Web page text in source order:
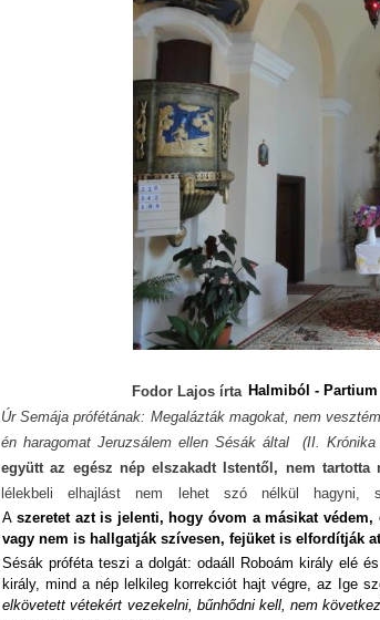
Fodor Lajos írta Halmiból - Partium
Úr Semája prófétának: Megalázták magokat, nem
én haragomat Jeruzsálem ellen Sésák által (II. Krónika
együtt az egész nép elszakadt Istentől, nem
lélekbeli elhajlást nem lehet szó nélkül
A szeretet azt is jelenti, hogy óvom a másikat védem,
vagy nem is hallgatják szívesen, fejüket is elfordítják
Sésák próféta teszi a dolgát: odaáll Roboám király elé
király, mind a nép lelkileg korrekciót hajt végre, az Ige
elkövetett vétekért vezekelni, bűnhődni kell, nem